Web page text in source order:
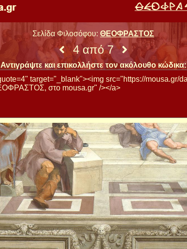
Σελίδα Φιλοσόφου: ΘΕΟΦΡΑΣΤΟΣ
4 από 7
Αντιγράψτε και επικολλήστε τον ακόλουθο κώδικα: